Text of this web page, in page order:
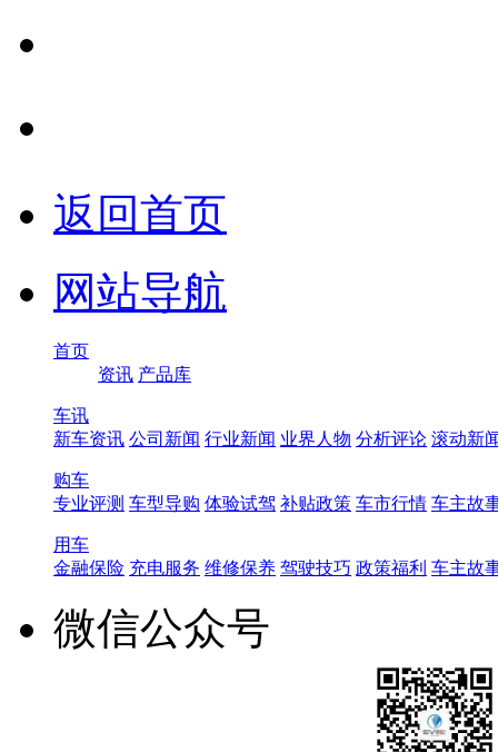
返回首页
网站导航
首页
资讯 产品库
车讯
新车资讯 公司新闻 行业新闻 业界人物 分析评论 滚动新
购车
专业评测 车型导购 体验试驾 补贴政策 车市行情 车主故
用车
金融保险 充电服务 维修保养 驾驶技巧 政策福利 车主故
微信公众号